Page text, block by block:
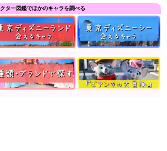
ター図鑑でほかのキャラを調べる